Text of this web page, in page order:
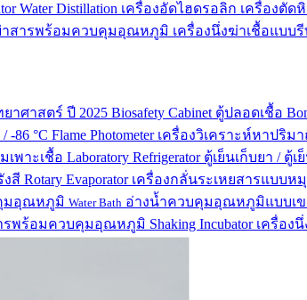
Water Distillation เครื่องอัดไฮดรอลิก เครื่องตัด
าสารพร้อมควบคุมอุณหภูมิ เครื่องนึ่งฆ่าเชื้อแบบ
าศาสตร์ ปี 2025 Biosafety Cabinet ตู้ปลอดเชื้อ
-86 °C Flame Photometer เครื่องวิเคราะห์หาปริม
เพาะเชื้อ Laboratory Refrigerator ตู้เย็นเก็บยา / ตู้
งสี Rotary Evaporator เครื่องกลั่นระเหยสารแบบห
มอุณหภูมิ Water Bath อ่างน้ำควบคุมอุณหภูมิแบบเข
ารพร้อมควบคุมอุณหภูมิ Shaking Incubator เครื่อง